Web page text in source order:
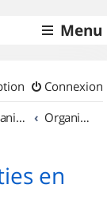
Menu
Connexion
Organisation de sorties & Recherche de partenaires Organisation de sorties en région Corse
en